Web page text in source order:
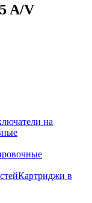
A/V
на
Картриджи в